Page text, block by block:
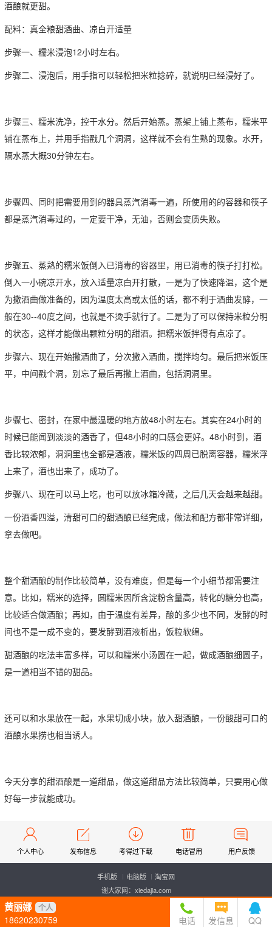
酒酿就更甜。
配料：真全粮甜酒曲、凉白开适量
步骤一、糯米浸泡12小时左右。
步骤二、浸泡后，用手指可以轻松把米粒捻碎，就说明已经浸好了。
步骤三、糯米洗净，控干水分。然后开始蒸。蒸架上铺上蒸布，糯米平
铺在蒸布上，并用手指戳几个洞洞，这样就不会有生熟的现象。水开，
隔水蒸大概30分钟左右。
步骤四、同时把需要用到的器具蒸汽消毒一遍，所使用的的容器和筷子
都是蒸汽消毒过的，一定要干净，无油，否则会变质失败。
步骤五、蒸熟的糯米饭倒入已消毒的容器里，用已消毒的筷子打打松。
倒入一小碗凉开水，放入适量凉白开打散，一是为了快速降温，这个是
为撒酒曲做准备的，因为温度太高或太低的话，都不利于酒曲发酵，一
般在30--40度之间，也就是不烫手就行了。二是为了可以保持米粒分明
的状态，这样才能做出颗粒分明的甜酒。把糯米饭拌得有点凉了。
步骤六、现在开始撒酒曲了，分次撒入酒曲，搅拌均匀。最后把米饭压
平，中间戳个洞，别忘了最后再撒上酒曲，包括洞洞里。
步骤七、密封，在家中最温暖的地方放48小时左右。其实在24小时的
时候已能闻到淡淡的酒香了，但48小时的口感会更好。48小时到，酒
香比较浓郁，洞洞里也全都是酒液，糯米饭的四周已脱离容器，糯米浮
上来了，酒也出来了，成功了。
步骤八、现在可以马上吃，也可以放冰箱冷藏，之后几天会越来越甜。
一份酒香四溢，清甜可口的甜酒酿已经完成，做法和配方都非常详细，
拿去做吧。
整个甜酒酿的制作比较简单，没有难度，但是每一个小细节都需要注
意。比如，糯米的选择，圆糯米因所含淀粉含量高，转化的糖分也高，
比较适合做酒酿；再如，由于温度有差异，酿的多少也不同，发酵的时
间也不是一成不变的，要发酵到酒液析出，饭粒软绵。
甜酒酿的吃法丰富多样，可以和糯米小汤圆在一起，做成酒酿细圆子，
是一道相当不错的甜品。
还可以和水果放在一起，水果切成小块，放入甜酒酿，一份酸甜可口的
酒酿水果捞也相当诱人。
今天分享的甜酒酿是一道甜品，做这道甜品方法比较简单，只要用心做
好每一步就能成功。
电话 发信息 QQ
黄丽娜 个人
18620230759
个人中心 发布信息 考得过下载 电话冒用 用户反馈
手机版 电脑版
淘宝网
谢大家网：xiedajia.com